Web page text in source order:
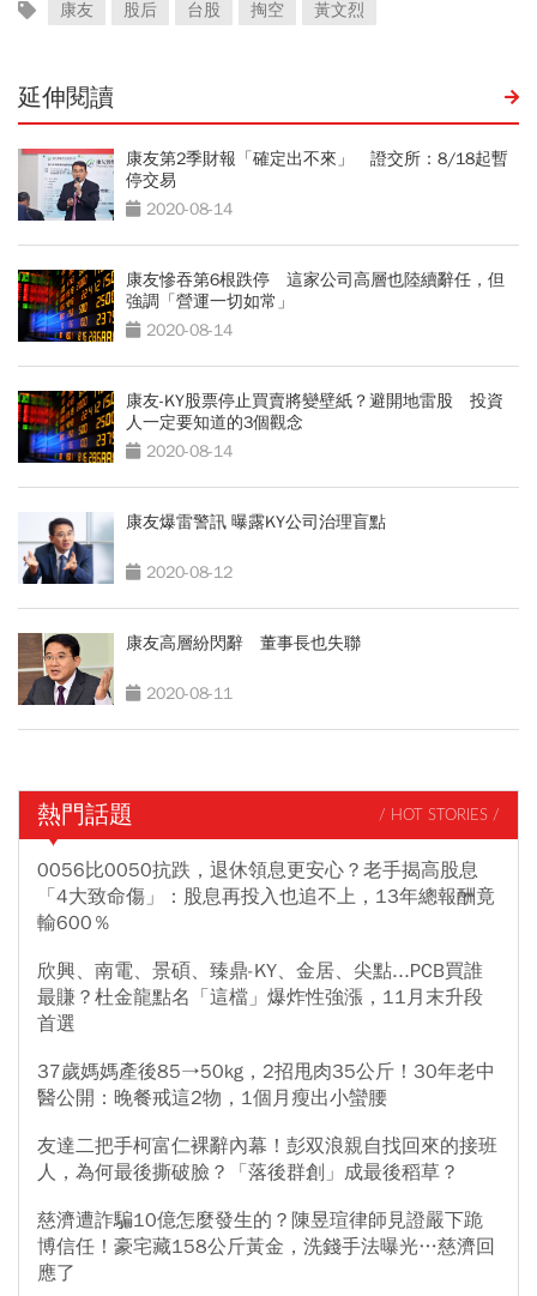
康友 股后 台股 掏空 黃文烈
延伸閱讀
康友第2季財報「確定出不來」 證交所：8/18起暫
停交易
2020-08-14
康友慘吞第6根跌停 這家公司高層也陸續辭任，但
強調「營運一切如常」
2020-08-14
康友-KY股票停止買賣將變壁紙？避開地雷股 投資
人一定要知道的3個觀念
2020-08-14
康友爆雷警訊 曝露KY公司治理盲點
2020-08-12
康友高層紛閃辭 董事長也失聯
2020-08-11
熱門話題 / HOT STORIES /
0056比0050抗跌，退休領息更安心？老手揭高股息
「4大致命傷」：股息再投入也追不上，13年總報酬竟
輸600％
欣興、南電、景碩、臻鼎-KY、金居、尖點...PCB買誰
最賺？杜金龍點名「這檔」爆炸性強漲，11月末升段
首選
37歲媽媽產後85→50kg，2招甩肉35公斤！30年老中
醫公開：晚餐戒這2物，1個月瘦出小蠻腰
友達二把手柯富仁裸辭內幕！彭双浪親自找回來的接班
人，為何最後撕破臉？「落後群創」成最後稻草？
慈濟遭詐騙10億怎麼發生的？陳昱瑄律師見證嚴下跪
博信任！豪宅藏158公斤黃金，洗錢手法曝光…慈濟回
應了